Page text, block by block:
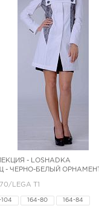
- LOSHADKA
- ЧЕРНО-БЕЛЫЙ ОРНАМЕНТ
LEGA T1
104 164-80 164-84